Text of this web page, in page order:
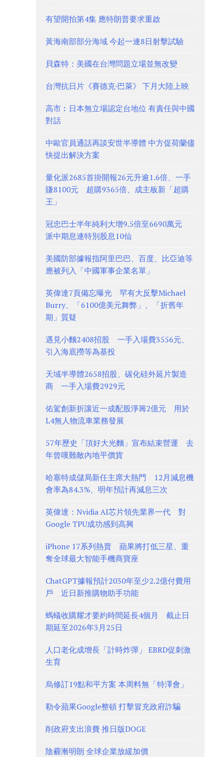
有望開拍第4集 應特朗普要求重啟
黃海南部部分海域 今起一連8日射擊試驗
貝森特：美國在台灣問題立場並無改變
台灣抗日片《賽德克·巴萊》 下月大陸上映
高市︰日本無立場認定台地位 有責任與中國
對話
中歐官員通話再談安世半導體 中方促荷蘭儘
快提出解決方案
量化派2685首掛開報26元升逾1.6倍、一手
賺8100元 超購9365倍、成主板新「超購
王」
冠忠巴士半年純利大增9.5倍至6690萬元
派中期息連特別股息10仙
美國防部據報指阿里巴巴、百度、比亞迪等
應被列入「中國軍事企業名單」
英偉達7頁備忘曝光 罕有大反擊Michael
Burry、「6100億美元舞弊」、「折舊年
期」質疑
遇見小麵2408招股 一手入場費3556元、
引入海底撈等為基投
天域半導體2658招股、碳化硅外延片製造
商 一手入場費2929元
佑駕創新折讓近一成配股淨籌2億元 用於
L4無人物流車業務發展
57年歷史「頂好大光麵」宣布結束營運 去
年曾嘆難敵內地平價貨
哈塞特成儲局新任主席大熱門 12月減息機
會率為84.3%、明年預計再減息三次
英偉達：Nvidia AI芯片領先業界一代 對
Google TPU成功感到高興
iPhone 17系列熱賣 蘋果將打低三星、重
奪全球最大智能手機商寶座
ChatGPT據報預計2030年至少2.2億付費用
戶 近日新推購物助手功能
螞蟻收購耀才要約時間延長4個月 截止日
期延至2026年3月25日
人口老化成增長「計時炸彈」 EBRD促刺激
生育
烏修訂19點和平方案 本周料無「特澤會」
勒令蘋果Google整頓 打擊冒充政府詐騙
削政府支出浪費 推日版DOGE
陰霾漸明朗 全球企業放緩加價